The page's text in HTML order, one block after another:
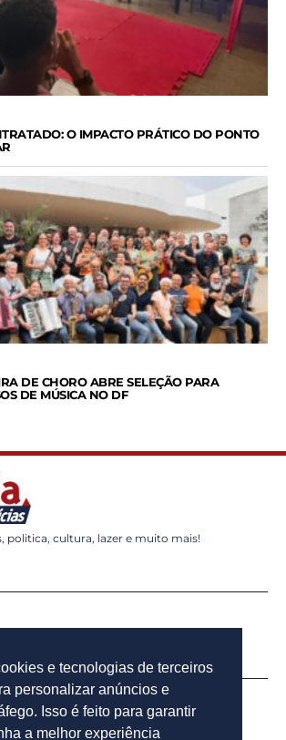
e tecnologias de terceiros
personalizar anúncios e
Isso é feito para garantir
a melhor experiência
O IMPACTO PRÁTICO DO PONTO
DE CHORO ABRE SELEÇÃO PARA
DE MÚSICA NO DF
politica, cultura, lazer e muito mais!
por e-mail do Brasília Notícias.